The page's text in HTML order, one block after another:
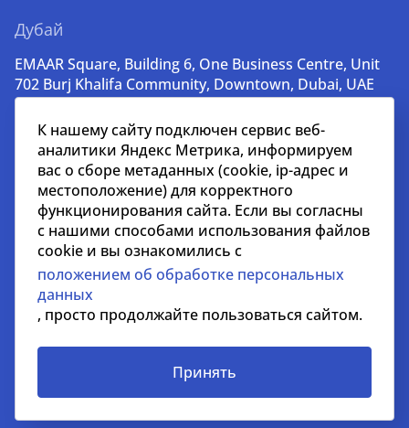
Дубай
EMAAR Square, Building 6, One Business Centre, Unit
702 Burj Khalifa Community, Downtown, Dubai, UAE
lead@nikoliers-global.com
© nikoliers.ru 1994 - 2026
Все права защищены
Информация, представленная на странице, носит
информативный характер и не является
распространителем рекламных материалов
Условия сотрудничества
К нашему сайту подключен сервис веб-
аналитики Яндекс Метрика, информируем
вас о сборе метаданных (cookie, ip-адрес и
местоположение) для корректного
функционирования сайта. Если вы согласны
с нашими способами использования файлов
cookie и вы ознакомились с
положением об обработке персональных
данных
, просто продолжайте пользоваться сайтом.
Принять